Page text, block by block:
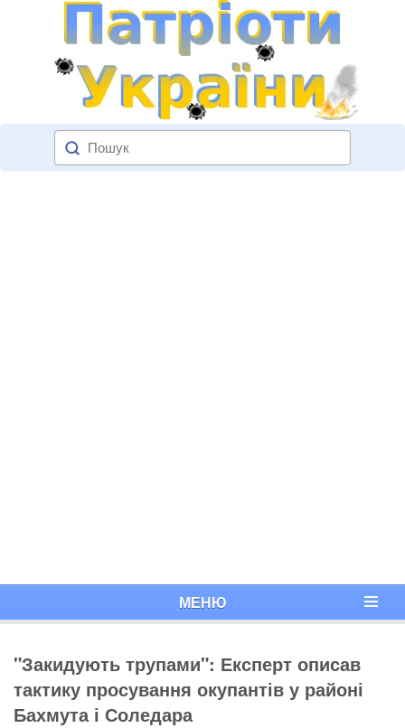
МЕНЮ
"Закидують трупами": Експерт описав
тактику просування окупантів у районі
Бахмута і Соледара